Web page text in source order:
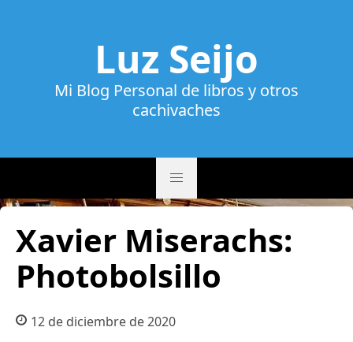
Luz Seijo
Mi Blog Personal de libros y otros
cachivaches
Xavier Miserachs:
Photobolsillo
12 de diciembre de 2020